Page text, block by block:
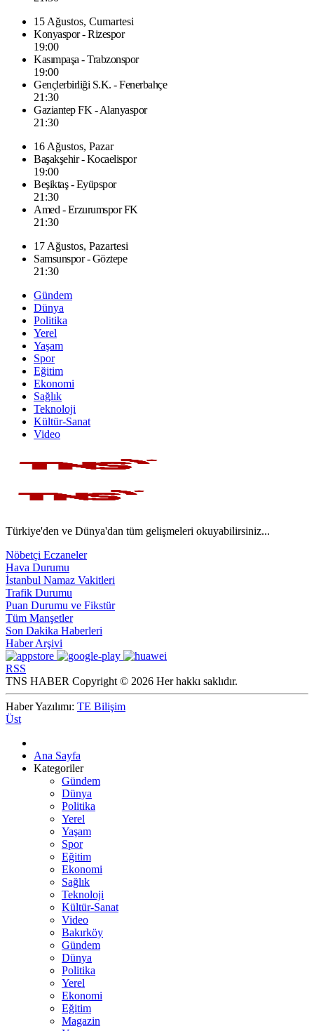
15 Ağustos, Cumartesi
Konyaspor - Rizespor
19:00
Kasımpaşa - Trabzonspor
19:00
Gençlerbirliği S.K. - Fenerbahçe
21:30
Gaziantep FK - Alanyaspor
21:30
16 Ağustos, Pazar
Başakşehir - Kocaelispor
19:00
Beşiktaş - Eyüpspor
21:30
Amed - Erzurumspor FK
21:30
17 Ağustos, Pazartesi
Samsunspor - Göztepe
21:30
Gündem
Dünya
Politika
Yerel
Yaşam
Spor
Eğitim
Ekonomi
Sağlık
Teknoloji
Kültür-Sanat
Video
Türkiye'den ve Dünya'dan tüm gelişmeleri okuyabilirsiniz...
Nöbetçi Eczaneler
Hava Durumu
İstanbul Namaz Vakitleri
Trafik Durumu
Puan Durumu ve Fikstür
Tüm Manşetler
Son Dakika Haberleri
Haber Arşivi
RSS
TNS HABER Copyright © 2026 Her hakkı saklıdır.
Haber Yazılımı: TE Bilişim
Üst
Ana Sayfa
Kategoriler
Gündem
Dünya
Politika
Yerel
Yaşam
Spor
Eğitim
Ekonomi
Sağlık
Teknoloji
Kültür-Sanat
Video
Bakırköy
Gündem
Dünya
Politika
Yerel
Ekonomi
Eğitim
Magazin